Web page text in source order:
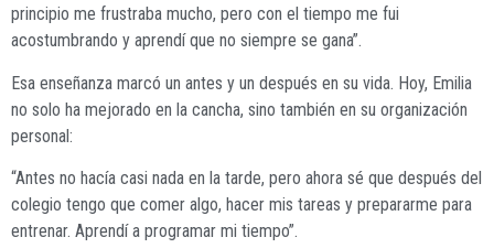
principio me frustraba mucho, pero con el tiempo me fui
acostumbrando y aprendí que no siempre se gana”.
Esa enseñanza marcó un antes y un después en su vida. Hoy, Emilia
no solo ha mejorado en la cancha, sino también en su organización
personal:
“Antes no hacía casi nada en la tarde, pero ahora sé que después del
colegio tengo que comer algo, hacer mis tareas y prepararme para
entrenar. Aprendí a programar mi tiempo”.